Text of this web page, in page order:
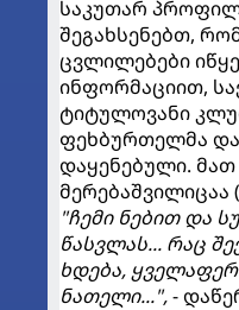
საკუთარ
შეგახსენებთ,
ცვლილებები
ინფორმაციით,
ტიტულოვანი
ფეხბურთელმა
დაყენებული.
მერებაშვილიცაა (
"ჩემი ნებით და
წასვლას... რაც
ხდება,
ნათელი...",-